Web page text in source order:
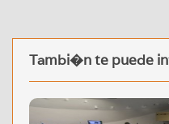
Tambi�n te puede